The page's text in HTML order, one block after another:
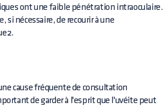
ont une faible pénétration intraoculaire.
si nécessaire, de recourir à une
cause fréquente de consultation
de garder à l'esprit que l'uvéite peut